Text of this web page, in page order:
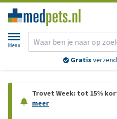
Menu
Gratis
Trovet Week: tot 15%
meer